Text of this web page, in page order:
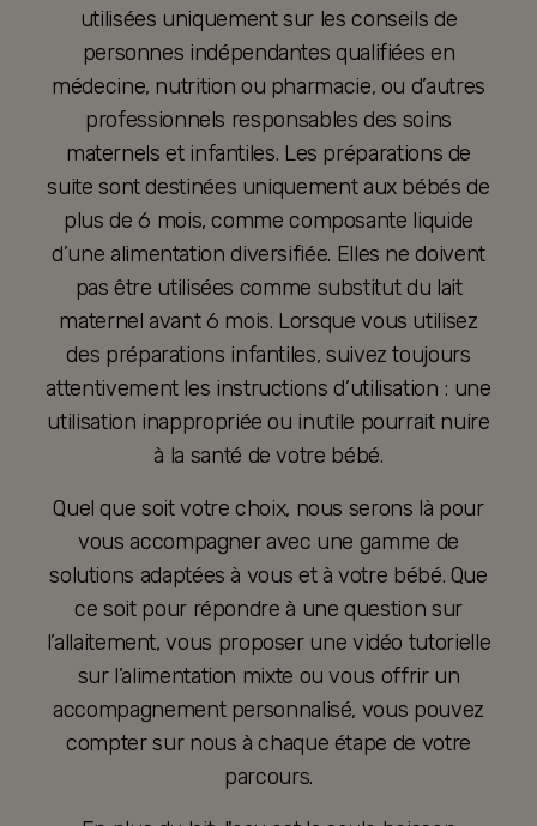
utilisées uniquement sur les conseils de
personnes indépendantes qualifiées en
médecine, nutrition ou pharmacie, ou d’autres
professionnels responsables des soins
maternels et infantiles. Les préparations de
suite sont destinées uniquement aux bébés de
plus de 6 mois, comme composante liquide
d’une alimentation diversifiée. Elles ne doivent
pas être utilisées comme substitut du lait
maternel avant 6 mois. Lorsque vous utilisez
des préparations infantiles, suivez toujours
attentivement les instructions d’utilisation : une
utilisation inappropriée ou inutile pourrait nuire
à la santé de votre bébé.
Quel que soit votre choix, nous serons là pour
vous accompagner avec une gamme de
solutions adaptées à vous et à votre bébé. Que
ce soit pour répondre à une question sur
l’allaitement, vous proposer une vidéo tutorielle
sur l’alimentation mixte ou vous offrir un
accompagnement personnalisé, vous pouvez
compter sur nous à chaque étape de votre
parcours.